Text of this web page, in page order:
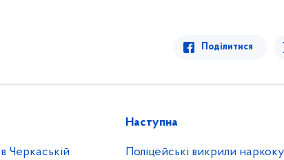
Поділитися
Черкаській
Наступна
Поліцейські викрили